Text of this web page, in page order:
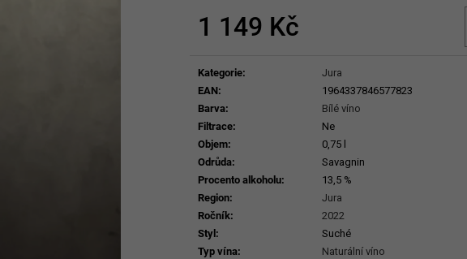
1 149 Kč
Kategorie:
Jura
EAN:
1964337846577823
Barva:
Bílé víno
Filtrace:
Ne
Objem:
0,75 l
Odrůda:
Savagnin
Procento alkoholu:
13,5 %
Region:
Jura
Ročník:
2022
Styl:
Suché
Typ vína:
Naturální víno
CHRISTIAN TSCHIDA - HIMMEL AUF
ERDEN II. MAISCHEVERGOREN 2024